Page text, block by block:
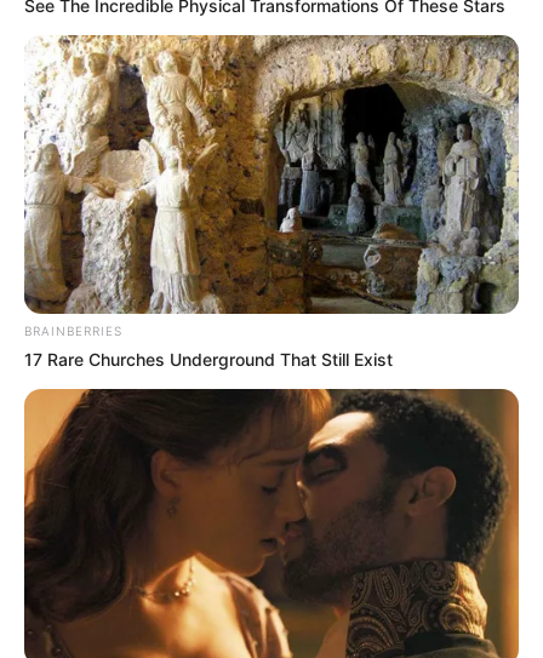
See The Incredible Physical Transformations Of These Stars
BRAINBERRIES
17 Rare Churches Underground That Still Exist